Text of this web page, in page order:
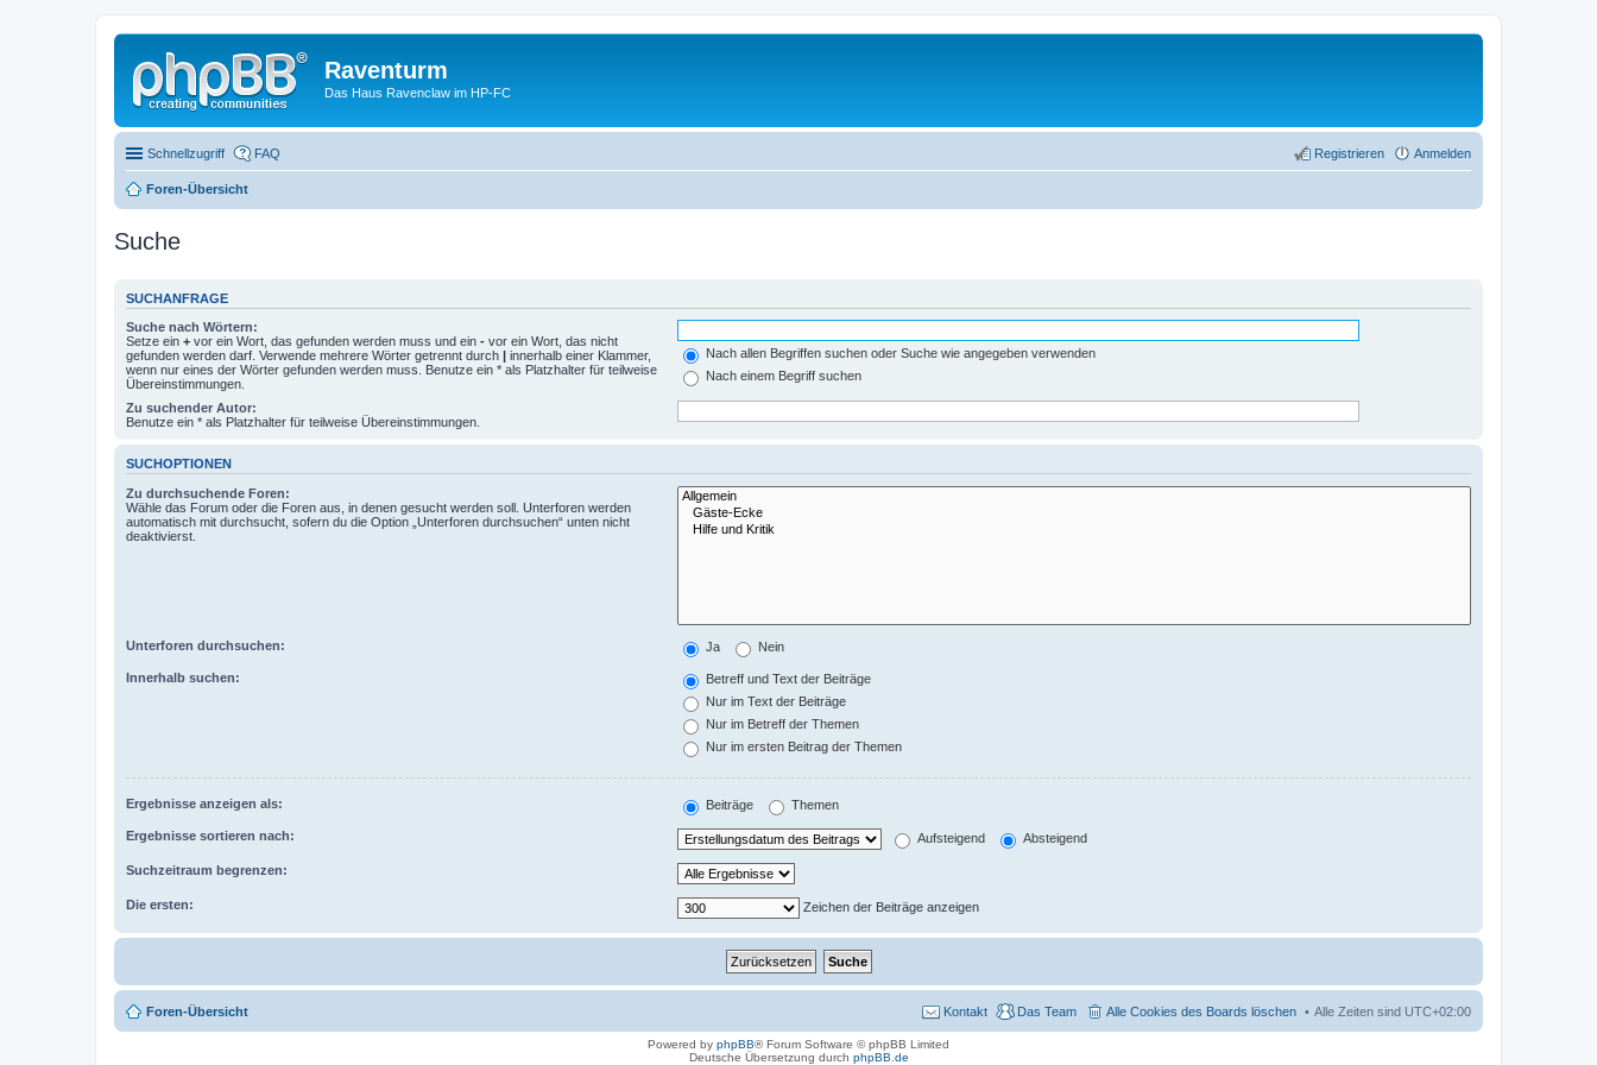
Raventurm
Das Haus Ravenclaw im HP-FC
Schnellzugriff FAQ Anmelden
Registrieren
Foren-Übersicht
Suche
SUCHANFRAGE
Suche nach Wörtern:
Setze ein + vor ein Wort, das gefunden werden muss und ein - vor ein Wort, das nicht
gefunden werden darf. Verwende mehrere Wörter getrennt durch | innerhalb einer Klammer,
wenn nur eines der Wörter gefunden werden muss. Benutze ein * als Platzhalter für teilweise
Übereinstimmungen.
Nach allen Begriffen suchen oder Suche wie angegeben verwenden
Nach einem Begriff suchen
Zu suchender Autor:
Benutze ein * als Platzhalter für teilweise Übereinstimmungen.
SUCHOPTIONEN
Zu durchsuchende Foren:
Wähle das Forum oder die Foren aus, in denen gesucht werden soll. Unterforen werden
automatisch mit durchsucht, sofern du die Option „Unterforen durchsuchen“ unten nicht
deaktivierst.
Unterforen durchsuchen: Ja Nein
Innerhalb suchen:
Betreff und Text der Beiträge
Nur im Text der Beiträge
Nur im Betreff der Themen
Nur im ersten Beitrag der Themen
Ergebnisse anzeigen als: Beiträge Themen
Ergebnisse sortieren nach: Aufsteigend Absteigend
Suchzeitraum begrenzen:
Die ersten: Zeichen der Beiträge anzeigen
Foren-Übersicht Alle Zeiten sind UTC+02:00
Alle Cookies des Boards löschen
Das Team
Kontakt
Powered by phpBB® Forum Software © phpBB Limited
Deutsche Übersetzung durch phpBB.de